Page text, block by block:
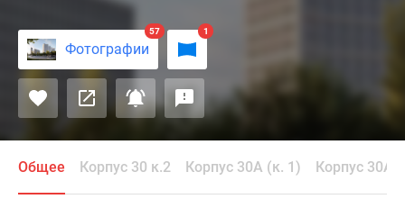
в
Северо-
Западном
округе
Москвы.
Проект
состоит
Фотографии
57 1
Общее Корпус 30 к.2 Корпус 30А (к. 1) Корпус 30А